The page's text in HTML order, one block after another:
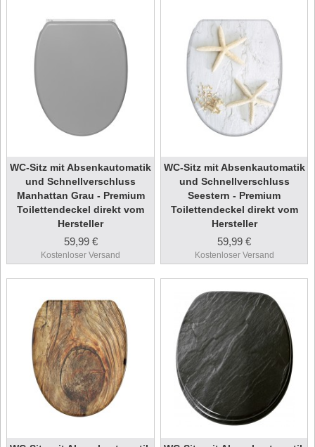
WC-Sitz mit Absenkautomatik
und Schnellverschluss
Manhattan Grau - Premium
Toilettendeckel direkt vom
Hersteller
59,99 €
Kostenloser Versand
WC-Sitz mit Absenkautomatik
und Schnellverschluss
Seestern - Premium
Toilettendeckel direkt vom
Hersteller
59,99 €
Kostenloser Versand